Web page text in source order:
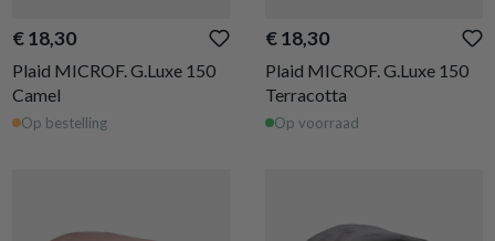
€ 18,30
Plaid MICROF. G.Luxe 150
Camel
Op bestelling
€ 18,30
Plaid MICROF. G.Luxe 150
Terracotta
Op voorraad